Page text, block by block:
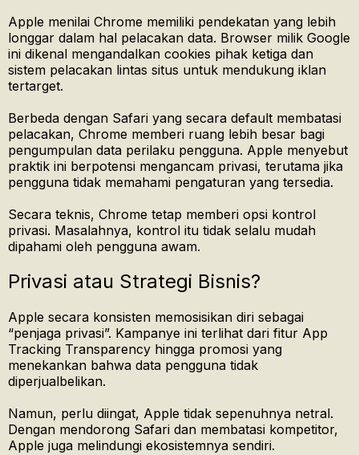
Apple menilai Chrome memiliki pendekatan yang lebih
longgar dalam hal pelacakan data. Browser milik Google
ini dikenal mengandalkan cookies pihak ketiga dan
sistem pelacakan lintas situs untuk mendukung iklan
tertarget.
Berbeda dengan Safari yang secara default membatasi
pelacakan, Chrome memberi ruang lebih besar bagi
pengumpulan data perilaku pengguna. Apple menyebut
praktik ini berpotensi mengancam privasi, terutama jika
pengguna tidak memahami pengaturan yang tersedia.
Secara teknis, Chrome tetap memberi opsi kontrol
privasi. Masalahnya, kontrol itu tidak selalu mudah
dipahami oleh pengguna awam.
Privasi atau Strategi Bisnis?
Apple secara konsisten memosisikan diri sebagai
“penjaga privasi”. Kampanye ini terlihat dari fitur App
Tracking Transparency hingga promosi yang
menekankan bahwa data pengguna tidak
diperjualbelikan.
Namun, perlu diingat, Apple tidak sepenuhnya netral.
Dengan mendorong Safari dan membatasi kompetitor,
Apple juga melindungi ekosistemnya sendiri.